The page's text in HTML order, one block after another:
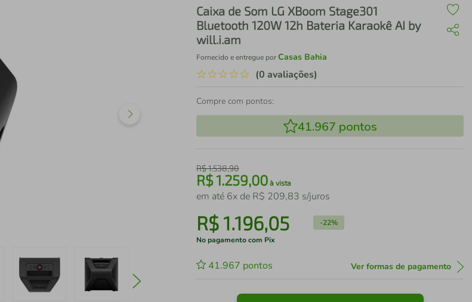
Caixa de Som LG XBoom Stage301
Bluetooth 120W 12h Bateria Karaokê AI by
will.i.am
Fornecido e entregue porCasas Bahia
☆☆☆☆☆ (0 avaliações)
Compre com pontos:
41.967 pontos
R$1.538,90
R$1.259,00 à vista
em até 6x de R$ 209,83 s/juros
R$1.196,05 -22%
No pagamento com Pix
41.967 pontos Ver formas de pagamento